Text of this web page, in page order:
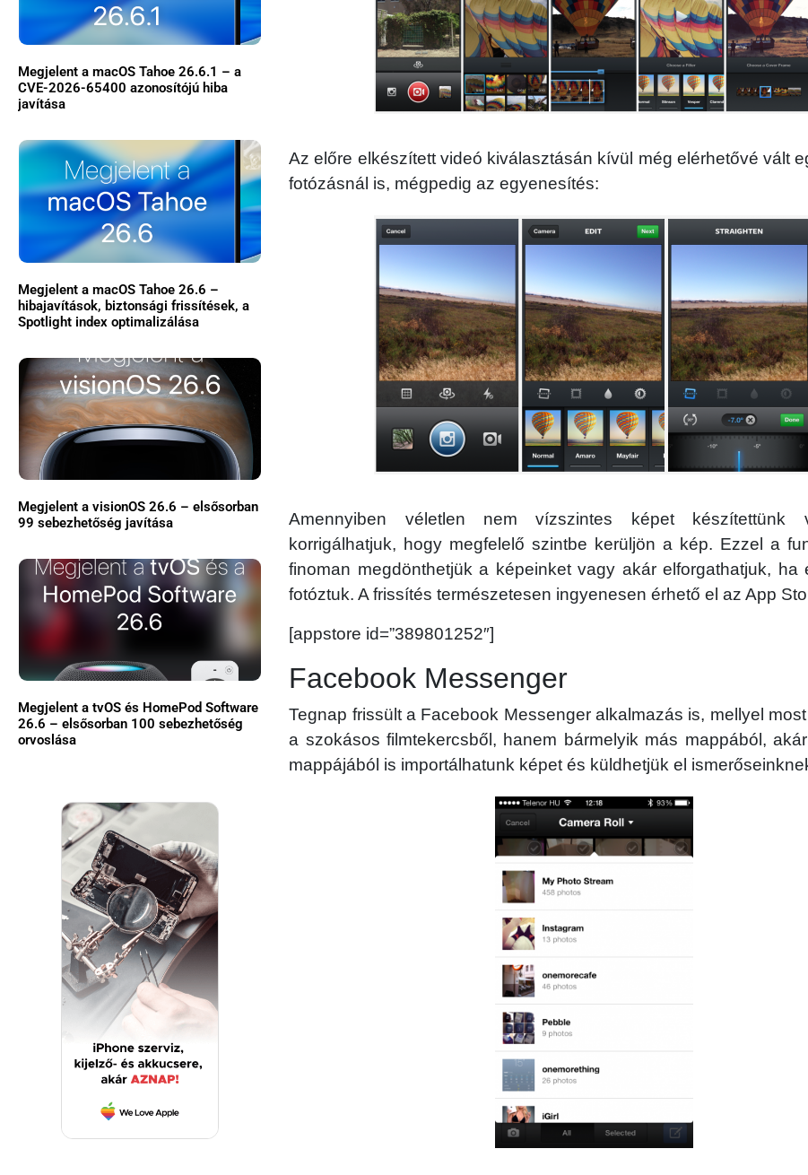
Megjelent a macOS Tahoe 26.6.1 – a
CVE-2026-65400 azonosítójú hiba
javítása
Megjelent a macOS Tahoe 26.6 –
hibajavítások, biztonsági frissítések, a
Spotlight index optimalizálása
Megjelent a visionOS 26.6 – elsősorban
99 sebezhetőség javítása
Megjelent a tvOS és HomePod Software
26.6 – elsősorban 100 sebezhetőség
orvoslása
Az előre elkészített videó kiválasztásán kívül még elérhetővé vált
fotózásnál is, mégpedig az egyenesítés:
Amennyiben véletlen nem vízszintes képet készítettünk
korrigálhatjuk, hogy megfelelő szintbe kerüljön a kép. Ezzel a
finoman megdönthetjük a képeinket vagy akár elforgathatjuk, ha
fotóztuk. A frissítés természetesen ingyenesen érhető el az App
[appstore id=”389801252″]
Facebook Messenger
Tegnap frissült a Facebook Messenger alkalmazás is, mellyel
a szokásos filmtekercsből, hanem bármelyik más mappából,
mappájából is importálhatunk képet és küldhetjük el